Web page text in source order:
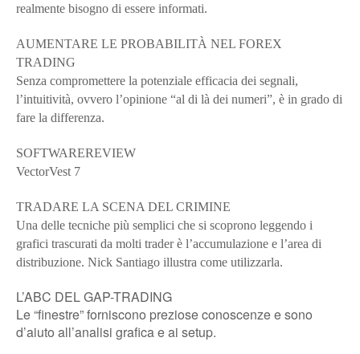
realmente bisogno di essere informati.
AUMENTARE LE PROBABILITÀ NEL FOREX
TRADING
Senza compromettere la potenziale efficacia dei segnali,
l’intuitività, ovvero l’opinione “al di là dei numeri”, è in grado di
fare la differenza.
SOFTWAREREVIEW
VectorVest 7
TRADARE LA SCENA DEL CRIMINE
Una delle tecniche più semplici che si scoprono leggendo i
grafici trascurati da molti trader è l’accumulazione e l’area di
distribuzione. Nick Santiago illustra come utilizzarla.
L’ABC DEL GAP-TRADING
Le “finestre” forniscono preziose conoscenze e sono
d’aiuto all’analisi grafica e ai setup.